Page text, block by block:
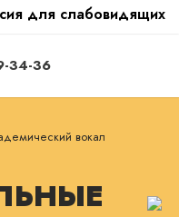
для слабовидящих
34-36
вокал